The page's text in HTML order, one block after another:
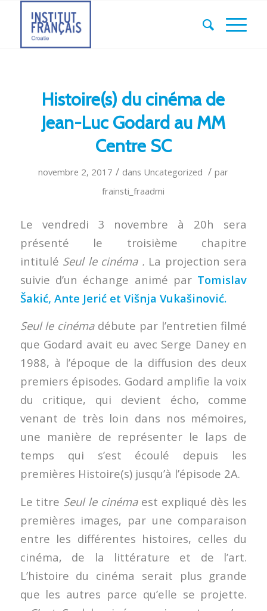
Histoire(s) du cinéma de
Jean-Luc Godard au MM
Centre SC
novembre 2, 2017 / dans Uncategorized / par
frainsti_fraadmi
Le vendredi 3 novembre à 20h sera
présenté le troisième chapitre
intitulé Seul le cinéma . La projection sera
suivie d’un échange animé par Tomislav
Šakić, Ante Jerić et Višnja Vukašinović.
Seul le cinémadébute par l’entretien filmé
que Godard avait eu avec Serge Daney en
1988, à l’époque de la diffusion des deux
premiers épisodes. Godard amplifie la voix
du critique, qui devient écho, comme
venant de très loin dans nos mémoires,
une manière de représenter le laps de
temps qui s’est écoulé depuis les
premières Histoire(s) jusqu’à l’épisode 2A.
Le titre Seul le cinémaest expliqué dès les
premières images, par une comparaison
entre les différentes histoires, celles du
cinéma, de la littérature et de l’art.
L’histoire du cinéma serait plus grande
que les autres parce qu’elle se projette.